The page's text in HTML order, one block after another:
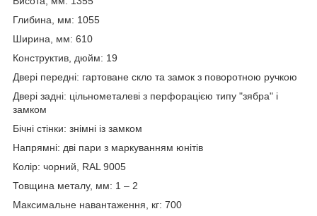
Глибина, мм: 1055
Ширина, мм: 610
Конструктив, дюйм: 19
Двері передні: гартоване скло та замок з поворотною ручкою
Двері задні: цільнометалеві з перфорацією типу "зябра" і
замком
Бічні стінки: знімні із замком
Напрямні: дві пари з маркуванням юнітів
Колір: чорний, RAL 9005
Товщина металу, мм: 1 – 2
Максимальне навантаження, кг: 700